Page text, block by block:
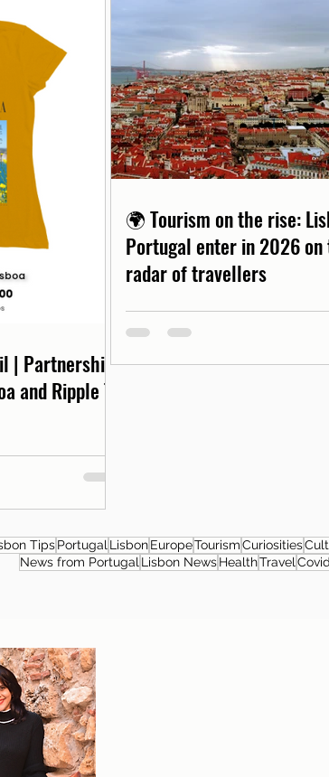
| Partnership
and Ripple T-
🌍 Tourism on the rise:
Portugal enter in 2026 on
radar of travellers
TipsPortugal LisbonEuropeTourismCuriosities
News from Portugal Lisbon NewsHealthTravel